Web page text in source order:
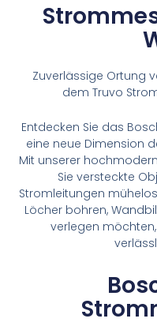
Zuverlässige Ortung
dem Truvo
Entdecken Sie das
eine neue Dimension
Mit unserer
Sie versteckte
Stromleitungen
Löcher bohren,
verlegen